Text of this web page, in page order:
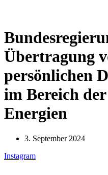
Übertragung
persönlichen
im Bereich
Energien
3. September 2024
Instagram